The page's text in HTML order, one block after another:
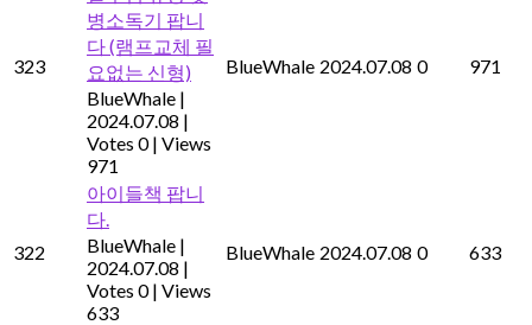
323
병소독기 팝니
다 (램프교체 필
요없는 신형)
BlueWhale |
2024.07.08 |
Votes 0 | Views
971
BlueWhale 2024.07.08 0 971
322
아이들책 팝니
다.
BlueWhale |
2024.07.08 |
Votes 0 | Views
633
BlueWhale 2024.07.08 0 633